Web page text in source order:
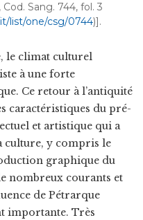
Sang. 744, fol. 3
list/one/csg/0744)].
le climat culturel
à une forte
Ce retour à l’antiquité
caractéristiques du pré-
et artistique qui a
culture, y compris le
graphique du
nombreux courants et
de Pétrarque
importante. Très